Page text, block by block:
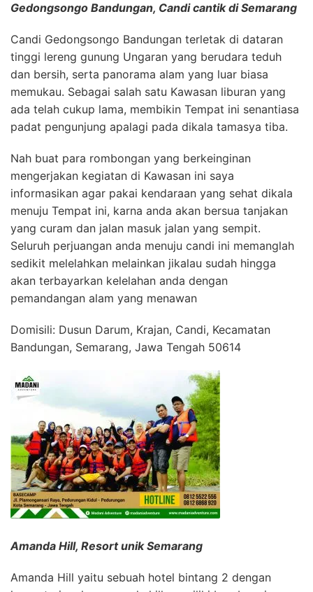
Gedongsongo Bandungan, Candi cantik di Semarang
Candi Gedongsongo Bandungan terletak di dataran
tinggi lereng gunung Ungaran yang berudara teduh
dan bersih, serta panorama alam yang luar biasa
memukau. Sebagai salah satu Kawasan liburan yang
ada telah cukup lama, membikin Tempat ini senantiasa
padat pengunjung apalagi pada dikala tamasya tiba.
Nah buat para rombongan yang berkeinginan
mengerjakan kegiatan di Kawasan ini saya
informasikan agar pakai kendaraan yang sehat dikala
menuju Tempat ini, karna anda akan bersua tanjakan
yang curam dan jalan masuk jalan yang sempit.
Seluruh perjuangan anda menuju candi ini memanglah
sedikit melelahkan melainkan jikalau sudah hingga
akan terbayarkan kelelahan anda dengan
pemandangan alam yang menawan
Domisili: Dusun Darum, Krajan, Candi, Kecamatan
Bandungan, Semarang, Jawa Tengah 50614
Amanda Hill, Resort unik Semarang
Amanda Hill yaitu sebuah hotel bintang 2 dengan